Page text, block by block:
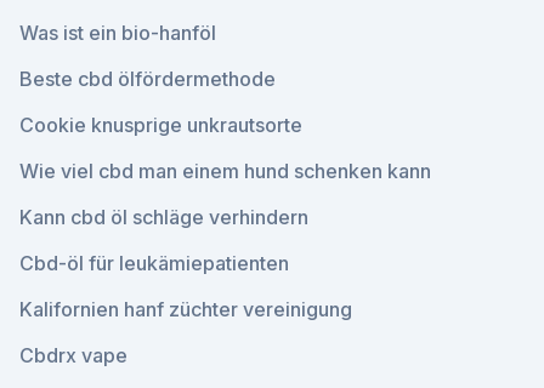
Was ist ein bio-hanföl
Beste cbd ölfördermethode
Cookie knusprige unkrautsorte
Wie viel cbd man einem hund schenken kann
Kann cbd öl schläge verhindern
Cbd-öl für leukämiepatienten
Kalifornien hanf züchter vereinigung
Cbdrx vape